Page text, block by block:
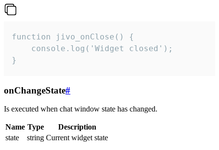
function jivo_onClose() {
    console.log('Widget closed');
}
onChangeState#
Is executed when chat window state has changed.
Name Type
Description
state
string Current widget state